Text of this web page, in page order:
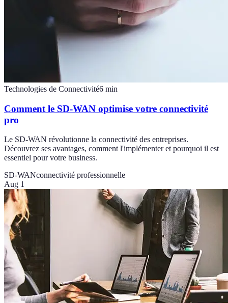
Technologies de Connectivité6 min
Comment le SD-WAN optimise votre connectivité
pro
Le SD-WAN révolutionne la connectivité des entreprises.
Découvrez ses avantages, comment l'implémenter et pourquoi il est
essentiel pour votre business.
SD-WANconnectivité professionnelle
Aug 1